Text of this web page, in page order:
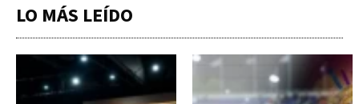
LO MÁS LEÍDO